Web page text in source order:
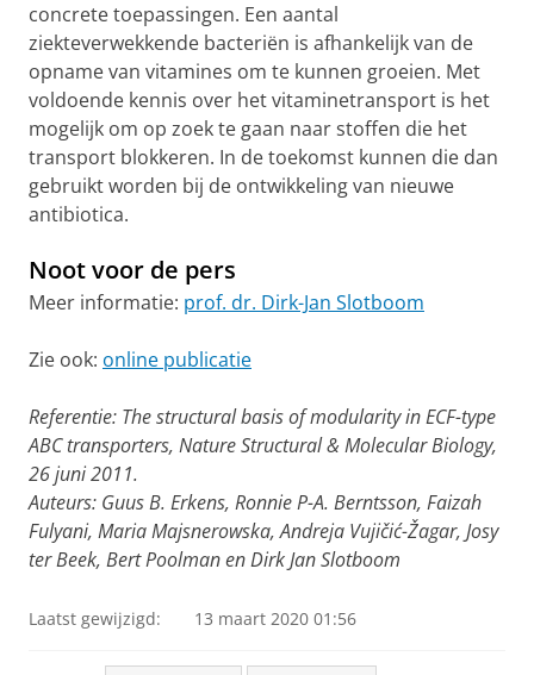
concrete toepassingen. Een aantal
ziekteverwekkende bacteriën is afhankelijk van de
opname van vitamines om te kunnen groeien. Met
voldoende kennis over het vitaminetransport is het
mogelijk om op zoek te gaan naar stoffen die het
transport blokkeren. In de toekomst kunnen die dan
gebruikt worden bij de ontwikkeling van nieuwe
antibiotica.
Noot voor de pers
Meer informatie: prof. dr. Dirk-Jan Slotboom
Zie ook: online publicatie
Referentie: The structural basis of modularity in ECF-type
ABC transporters, Nature Structural & Molecular Biology,
26 juni 2011.
Auteurs: Guus B. Erkens, Ronnie P-A. Berntsson, Faizah
Fulyani, Maria Majsnerowska, Andreja Vujičić-Žagar, Josy
ter Beek, Bert Poolman en Dirk Jan Slotboom
Laatst gewijzigd: 13 maart 2020 01:56